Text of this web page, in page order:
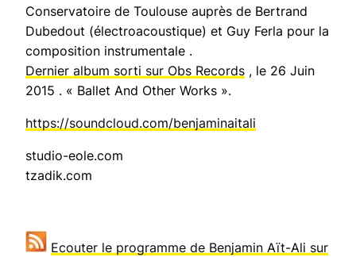
Conservatoire de Toulouse auprès de Bertrand
Dubedout (électroacoustique) et Guy Ferla pour la
composition instrumentale .
Dernier album sorti sur Obs Records , le 26 Juin
2015 . « Ballet And Other Works ».
https://soundcloud.com/benjaminaitali
studio-eole.com
tzadik.com
Ecouter le programme de Benjamin Aït-Ali sur